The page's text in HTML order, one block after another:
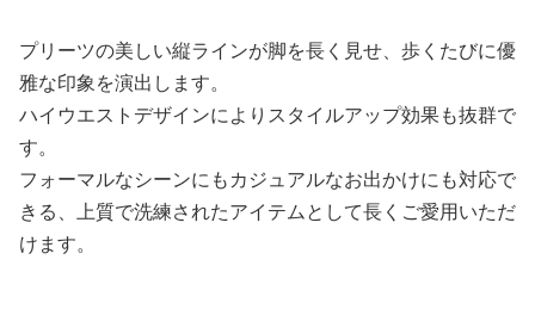
プリーツの美しい縦ラインが脚を長く見せ、歩くたびに優
雅な印象を演出します。
ハイウエストデザインによりスタイルアップ効果も抜群で
す。
フォーマルなシーンにもカジュアルなお出かけにも対応で
きる、上質で洗練されたアイテムとして長くご愛用いただ
けます。